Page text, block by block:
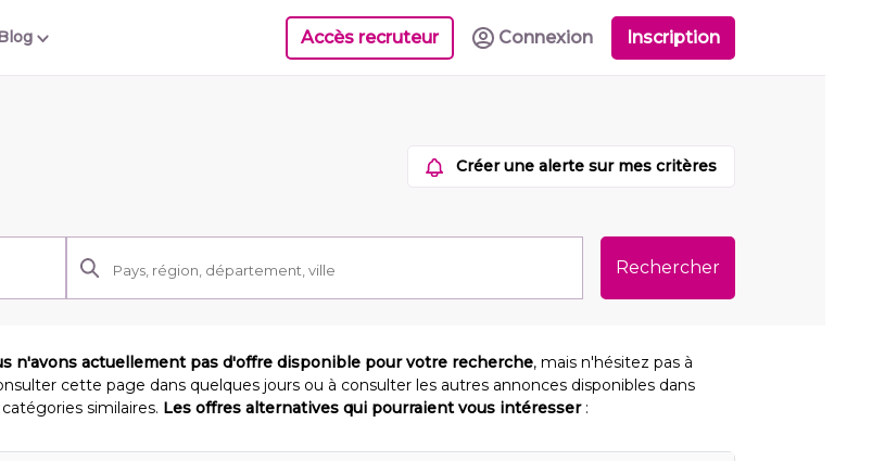
Accès recruteur Connexion Inscription
Créer une alerte sur mes critères
Rechercher
n'avons actuellement pas d'offre disponible pour votre recherche, mais n'hésitez pas à
cette page dans quelques jours ou à consulter les autres annonces disponibles dans
similaires. Les offres alternatives qui pourraient vous intéresser: